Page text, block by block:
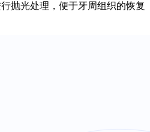
抛光处理，便于牙周组织的恢复